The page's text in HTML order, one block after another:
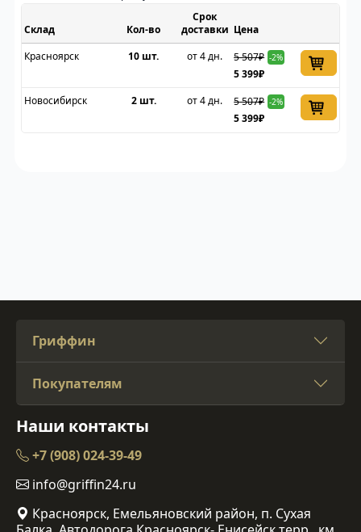
Склад
Срок
доставки Цена
Красноярск
10 шт. от 4 дн. 5 507₽ -2%
5 399₽
Новосибирск
2 шт. от 4 дн. 5 507₽ -2%
5 399₽
Гриффин
Покупателям
Наши контакты
+7 (908) 024-39-49
info@griffin24.ru
Красноярск, Емельяновский район, п. Сухая